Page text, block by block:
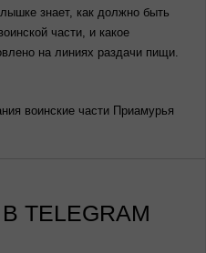
знает, как должно быть
части, и какое
на линиях раздачи пищи.
воинские части Приамурья
TELEGRAM